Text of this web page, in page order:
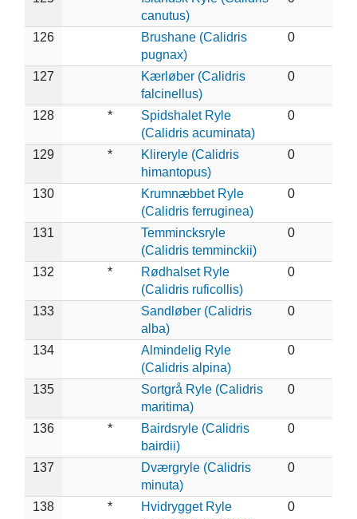
canutus)
126
Brushane (Calidris
pugnax)
0
127
Kærløber (Calidris
falcinellus)
0
128 *
Spidshalet Ryle
(Calidris acuminata)
0
129 *
Klireryle (Calidris
himantopus)
0
130
Krumnæbbet Ryle
(Calidris ferruginea)
0
131
Temmincksryle
(Calidris temminckii)
0
132 *
Rødhalset Ryle
(Calidris ruficollis)
0
133
Sandløber (Calidris
alba)
0
134
Almindelig Ryle
(Calidris alpina)
0
135
Sortgrå Ryle (Calidris
maritima)
0
136 *
Bairdsryle (Calidris
bairdii)
0
137
Dværgryle (Calidris
minuta)
0
138 *
Hvidrygget Ryle
0